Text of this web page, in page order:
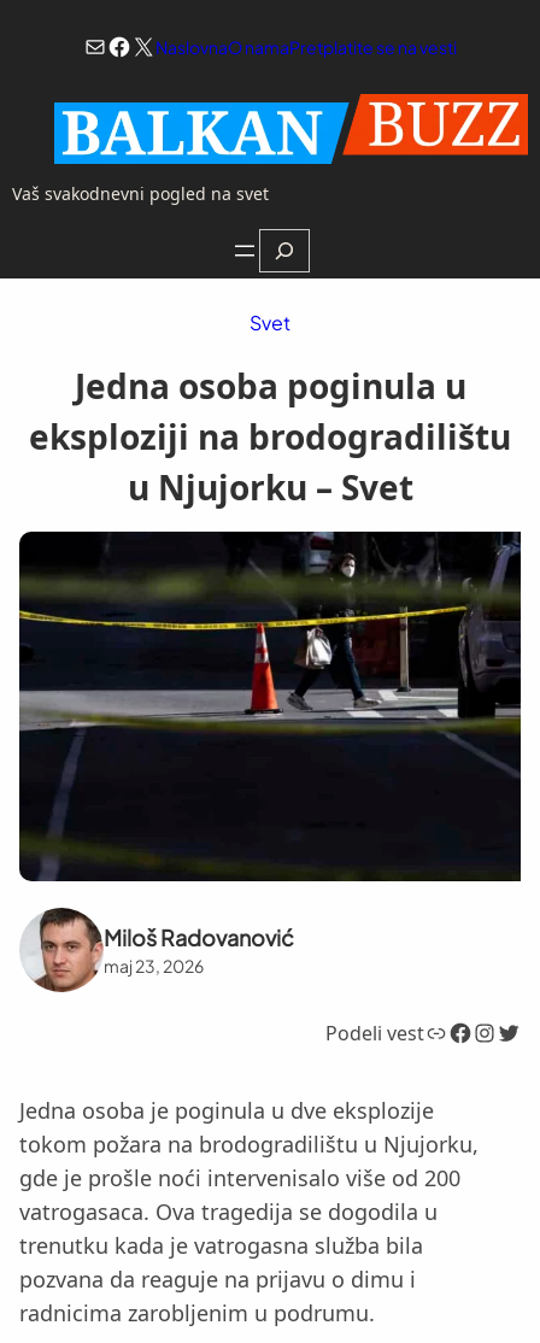
Mail
Facebook
X NaslovnaO namaPretplatite se na vesti
Vaš svakodnevni pogled na svet
Search
Svet
Jedna osoba poginula u
eksploziji na brodogradilištu
u Njujorku – Svet
Miloš Radovanović
maj 23, 2026
Podeli vestLink Facebook InstagramTwitter
Jedna osoba je poginula u dve eksplozije
tokom požara na brodogradilištu u Njujorku,
gde je prošle noći intervenisalo više od 200
vatrogasaca. Ova tragedija se dogodila u
trenutku kada je vatrogasna služba bila
pozvana da reaguje na prijavu o dimu i
radnicima zarobljenim u podrumu.